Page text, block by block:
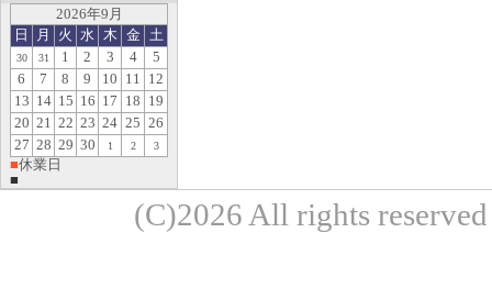
2026年9月
日
月 火 水 木 金 土
30 31 1 2 3 4
5
6
7 8 9 10 11
12
13 14 15 16 17 18 19
20 21 22 23 24 25 26
27 28 29 30 1 2 3
■休業日
■
(C)2026 All rights